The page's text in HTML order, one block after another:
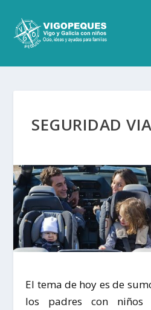
SEGURIDAD
El tema de hoy es de
los padres con niños